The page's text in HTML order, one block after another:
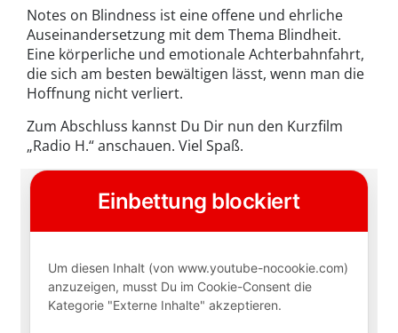
Notes on Blindness ist eine offene und ehrliche
Auseinandersetzung mit dem Thema Blindheit.
Eine körperliche und emotionale Achterbahnfahrt,
die sich am besten bewältigen lässt, wenn man die
Hoffnung nicht verliert.
Zum Abschluss kannst Du Dir nun den Kurzfilm
„Radio H.“ anschauen. Viel Spaß.